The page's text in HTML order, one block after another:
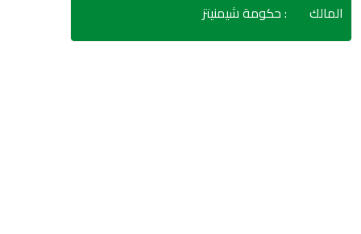
المالك : حكومة شيمنيتز